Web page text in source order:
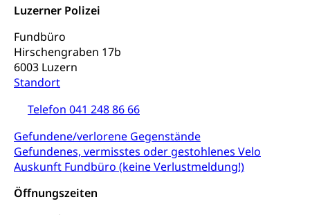
Luzerner Polizei
Fundbüro
Hirschengraben 17b
6003 Luzern
Standort
Telefon 041 248 86 66
Gefundene/verlorene Gegenstände
Gefundenes, vermisstes oder gestohlenes Velo
Auskunft Fundbüro (keine Verlustmeldung!)
Öffnungszeiten
Cassis-deDijon-Prinzip
Verbraucherschutz
Krankenversicherung
Unfallversicherung, Berufsunfallversicherung,
Krankheit, Unfall, Prämienverbilligung,
Krankenkasse
Krankenversicherung (WAS Luzern)
Prämienverbilligung (WAS Luzern)
Obligatorische Krankenversicherung (WAS
sichere Lebensmittel, Lebensmittelkontrolle,
Lebensmittelhygiene, Produktesicherheit
Prävention